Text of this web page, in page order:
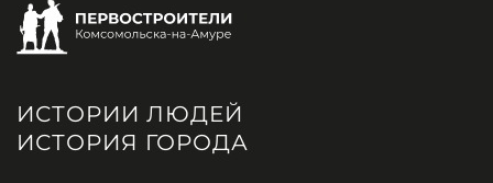
ИСТОРИИ ЛЮДЕЙ
ИСТОРИЯ ГОРОДА